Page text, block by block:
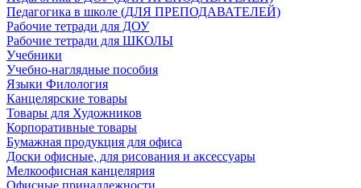
Педагогика в школе (ДЛЯ ПРЕПОДАВАТЕЛЕЙ)
Рабочие тетради для ДОУ
Рабочие тетради для ШКОЛЫ
Учебники
Учебно-наглядные пособия
Языки Филология
Канцелярские товары
Товары для Художников
Корпоративные товары
Бумажная продукция для офиса
Доски офисные, для рисования и аксессуары
Мелкоофисная канцелярия
Офисные принадлежности